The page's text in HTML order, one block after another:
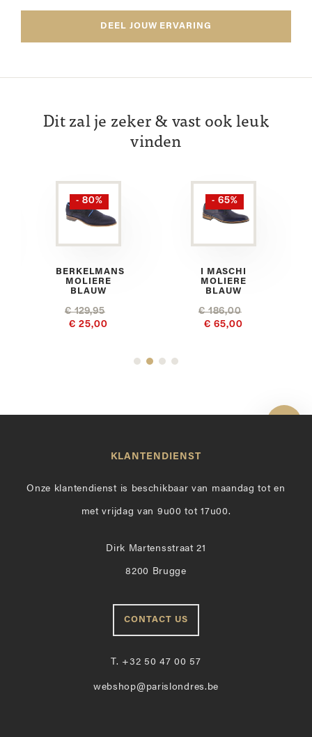
DEEL JOUW ERVARING
Dit zal je zeker & vast ook leuk
vinden
- 80%
BERKELMANS
MOLIERE
BLAUW
€ 129,95
€ 25,00
- 65%
I MASCHI
MOLIERE
BLAUW
€ 186,00
€ 65,00
KLANTENDIENST
Onze klantendienst is beschikbaar van maandag tot en
met vrijdag van 9u00 tot 17u00.
Dirk Martensstraat 21
8200 Brugge
CONTACT US
T. +32 50 47 00 57
webshop@parislondres.be